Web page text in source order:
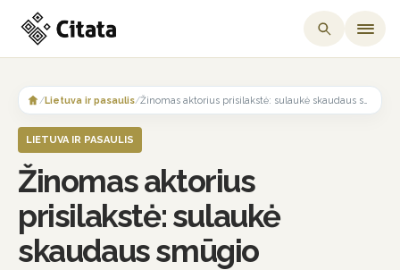
content
/Lietuva ir pasaulis/
LIETUVA IR PASAULIS
Žinomas aktorius
prisilakstė: sulaukė
skaudaus smūgio